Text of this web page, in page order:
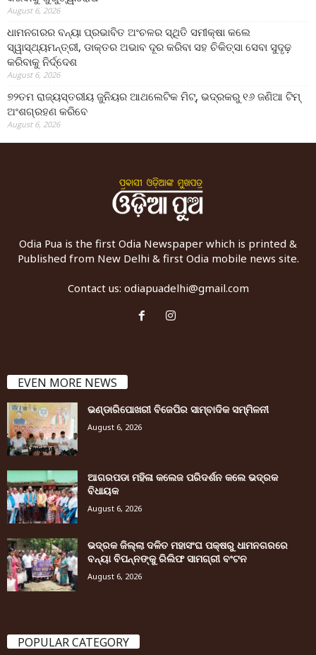
August 6, 2026
ଧାମନଗରର ବନ୍ୟା ପ୍ରଭାବିତ ଅଂଚଳର ସ୍ଥିତି ସମୀକ୍ଷା କଲେ
ସ୍ୱାସ୍ଥ୍ୟମନ୍ତ୍ରୀ, ଡାକ୍ତର ଅଭାବ ଦୂର କରିବା ସହ ଚିକିତ୍ସା ସେବା ସୁଦୃଢ଼
କରିବାକୁ ନିର୍ଦ୍ଦେଶ
August 6, 2026
୭୨ତମ ରାଜ୍ୟସ୍ତରୀୟ ଜୁନିୟର ଆଥଲେଟିକ ମିଟ୍‌, ଭଦ୍ରକରୁ ୧୬ ଜଣିଆ ଟିମ୍
ଅଂଶଗ୍ରହଣ କରିବେ
August 6, 2026
Odia Pua is the first Odia Newspaper which is printed &
Published from New Delhi & first Odia mobile news site.
Contact us: odiapuadelhi@gmail.com
EVEN MORE NEWS
ଭଣ୍ଡାରିପୋଖରୀ ବିଜେପିର ସାମ୍ବାଦିକ ସମ୍ମିଳନୀ
August 6, 2026
ଆଗରପଡା ମହିଳା କଲେଜ ପରିଦର୍ଶନ କଲେ ଭଦ୍ରକ
ବିଧାୟକ
August 6, 2026
ଭଦ୍ରକ ଜିଲ୍ଲା ଦଳିତ ମହାସଂଘ ପକ୍ଷରୁ ଧାମନଗରରେ
ବନ୍ୟା ବିପନ୍ନଙ୍କୁ ରିଲିଫ ସାମଗ୍ରୀ ବଂଟନ
August 6, 2026
POPULAR CATEGORY